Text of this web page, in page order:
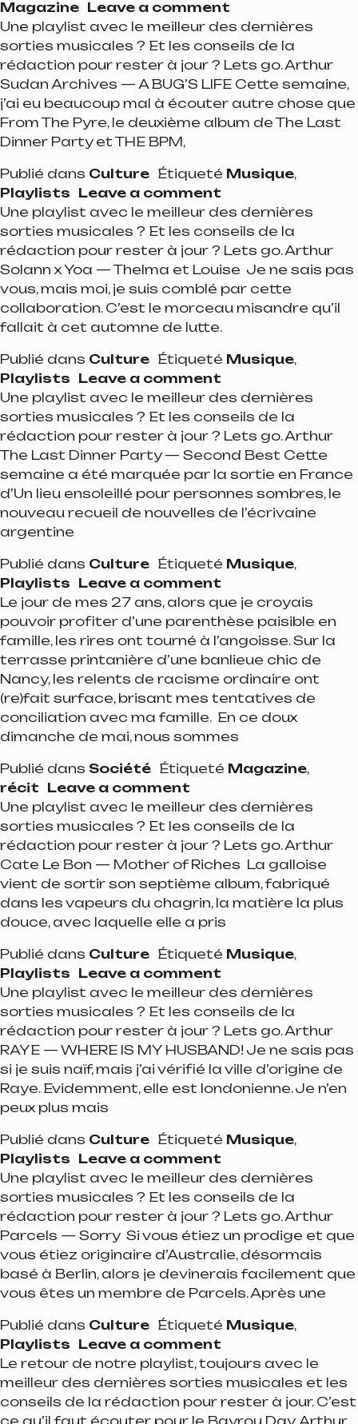
Magazine Leave a comment
Une playlist avec le meilleur des dernières
sorties musicales ? Et les conseils de la
rédaction pour rester à jour ? Lets go. Arthur
Sudan Archives — A BUG’S LIFE Cette semaine,
j’ai eu beaucoup mal à écouter autre chose que
From The Pyre, le deuxième album de The Last
Dinner Party et THE BPM,
Publié dans Culture Étiqueté Musique,
Playlists Leave a comment
Une playlist avec le meilleur des dernières
sorties musicales ? Et les conseils de la
rédaction pour rester à jour ? Lets go. Arthur
Solann x Yoa — Thelma et Louise Je ne sais pas
vous, mais moi, je suis comblé par cette
collaboration. C’est le morceau misandre qu’il
fallait à cet automne de lutte.
Publié dans Culture Étiqueté Musique,
Playlists Leave a comment
Une playlist avec le meilleur des dernières
sorties musicales ? Et les conseils de la
rédaction pour rester à jour ? Lets go. Arthur
The Last Dinner Party — Second Best Cette
semaine a été marquée par la sortie en France
d’Un lieu ensoleillé pour personnes sombres, le
nouveau recueil de nouvelles de l’écrivaine
argentine
Publié dans Culture Étiqueté Musique,
Playlists Leave a comment
Le jour de mes 27 ans, alors que je croyais
pouvoir profiter d’une parenthèse paisible en
famille, les rires ont tourné à l’angoisse. Sur la
terrasse printanière d’une banlieue chic de
Nancy, les relents de racisme ordinaire ont
(re)fait surface, brisant mes tentatives de
conciliation avec ma famille. En ce doux
dimanche de mai, nous sommes
Publié dans Société Étiqueté Magazine,
récit Leave a comment
Une playlist avec le meilleur des dernières
sorties musicales ? Et les conseils de la
rédaction pour rester à jour ? Lets go. Arthur
Cate Le Bon — Mother of Riches La galloise
vient de sortir son septième album, fabriqué
dans les vapeurs du chagrin, la matière la plus
douce, avec laquelle elle a pris
Publié dans Culture Étiqueté Musique,
Playlists Leave a comment
Une playlist avec le meilleur des dernières
sorties musicales ? Et les conseils de la
rédaction pour rester à jour ? Lets go. Arthur
RAYE — WHERE IS MY HUSBAND! Je ne sais pas
si je suis naïf, mais j’ai vérifié la ville d’origine de
Raye. Evidemment, elle est londonienne. Je n’en
peux plus mais
Publié dans Culture Étiqueté Musique,
Playlists Leave a comment
Une playlist avec le meilleur des dernières
sorties musicales ? Et les conseils de la
rédaction pour rester à jour ? Lets go. Arthur
Parcels — Sorry Si vous étiez un prodige et que
vous étiez originaire d’Australie, désormais
basé à Berlin, alors je devinerais facilement que
vous êtes un membre de Parcels. Après une
Publié dans Culture Étiqueté Musique,
Playlists Leave a comment
Le retour de notre playlist, toujours avec le
meilleur des dernières sorties musicales et les
conseils de la rédaction pour rester à jour. C’est
ce qu’il faut écouter pour le Bayrou Day. Arthur